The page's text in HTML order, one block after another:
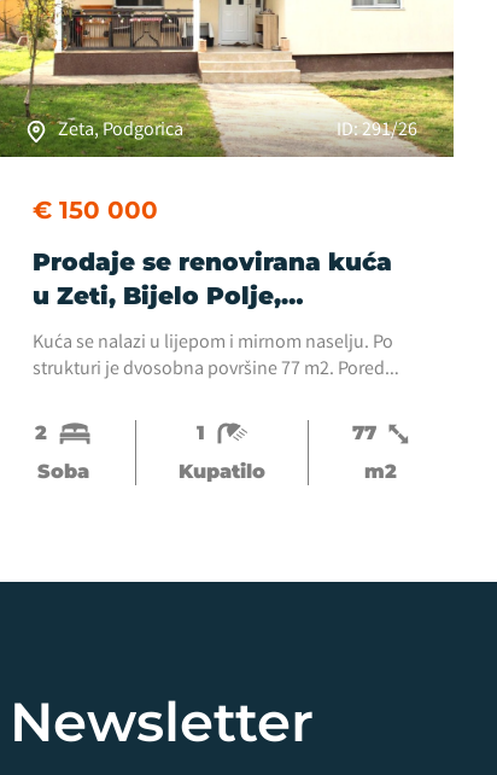
Zeta, Podgorica ID: 291/26
€ 150 000
Prodaje se renovirana kuća
u Zeti, Bijelo Polje,
Podgorica.
Kuća se nalazi u lijepom i mirnom naselju. Po
strukturi je dvosobna površine 77 m2. Pored
17 m2. Kuća i pomoćni objekti su legalni. Plac
je...
2
Soba
1
Kupatilo
77
m2
Newsletter